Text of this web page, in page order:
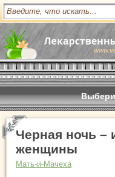
Черная ночь –
женщины
Мать-и-Мачеха